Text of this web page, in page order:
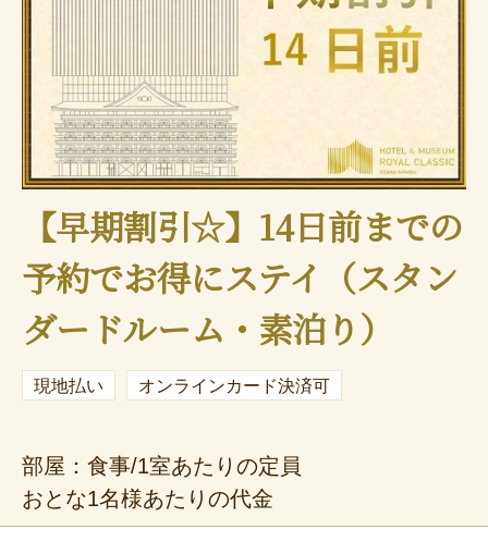
【早期割引☆】14日前までの
予約でお得にステイ（スタン
ダードルーム・素泊り）
現地払い オンラインカード決済可
部屋：食事/1室あたりの定員
おとな1名様あたりの代金